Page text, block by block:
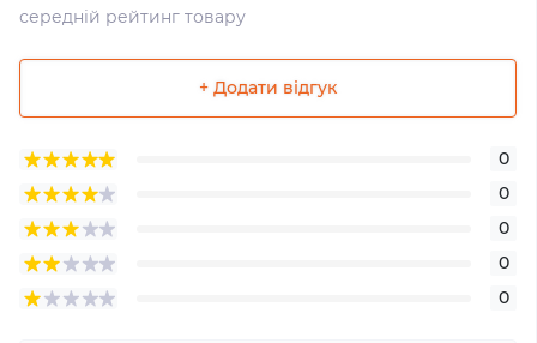
середній рейтинг товару
+ Додати відгук
0
0
0
0
0